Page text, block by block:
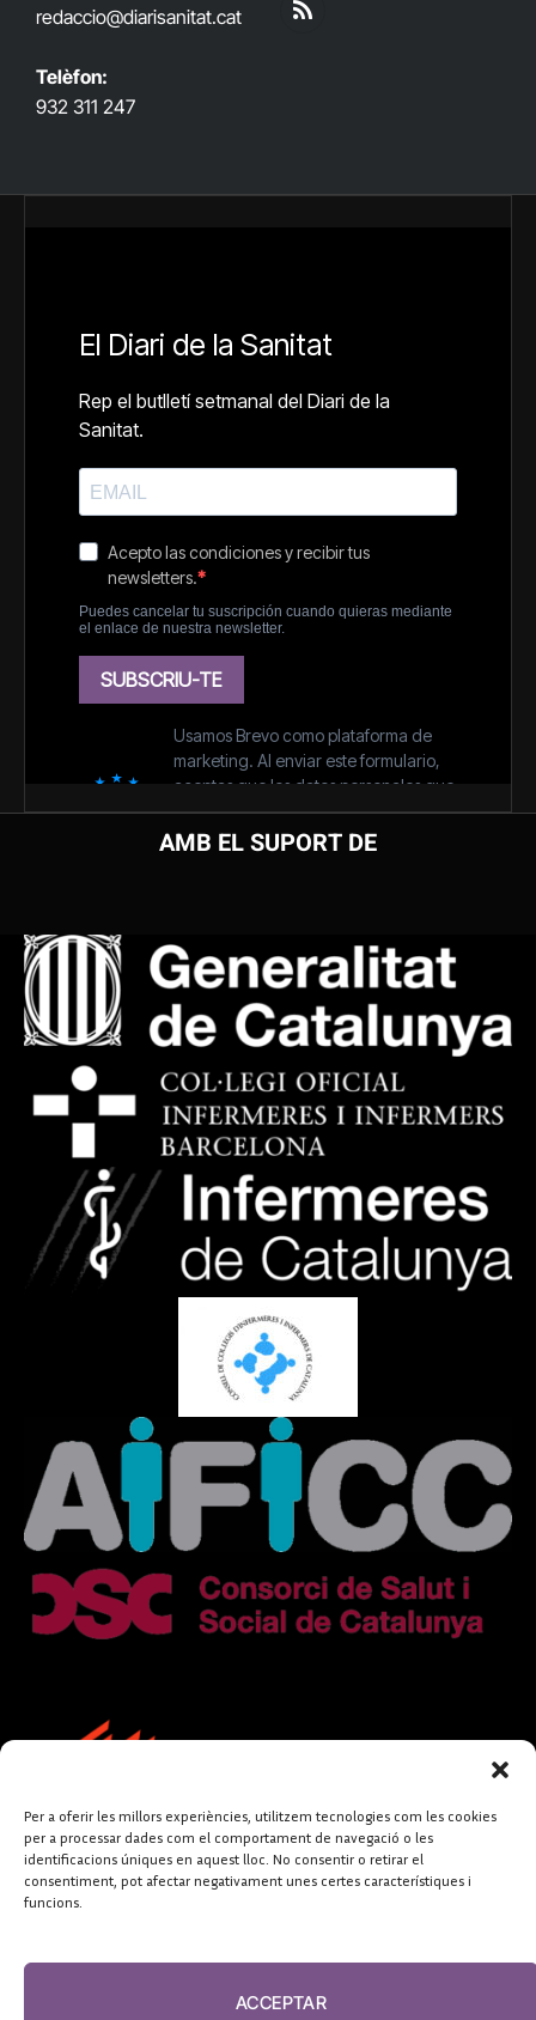
Per a oferir les millors experiències, utilitzem tecnologies com les cookies
per a processar dades com el comportament de navegació o les
identificacions úniques en aquest lloc. No consentir o retirar el
consentiment, pot afectar negativament unes certes característiques i
funcions.
ACCEPTAR
redaccio@diarisanitat.cat
Telèfon:
932 311 247
RSS
AMB EL SUPORT DE
FUNDACIÓ